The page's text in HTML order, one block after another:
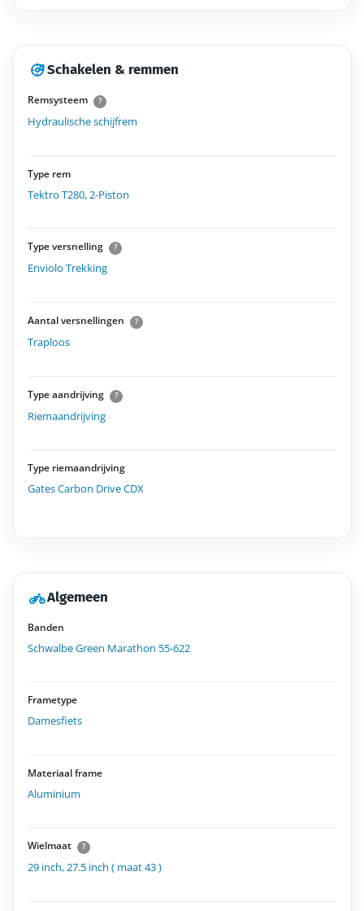
Schakelen & remmen
Remsysteem ?
Hydraulische schijfrem
Type rem
Tektro T280, 2-Piston
Type versnelling ?
Enviolo Trekking
Aantal versnellingen ?
Traploos
Type aandrijving ?
Riemaandrijving
Type riemaandrijving
Gates Carbon Drive CDX
Algemeen
Banden
Schwalbe Green Marathon 55-622
Frametype
Damesfiets
Materiaal frame
Aluminium
Wielmaat ?
29 inch,27.5 inch ( maat 43 )